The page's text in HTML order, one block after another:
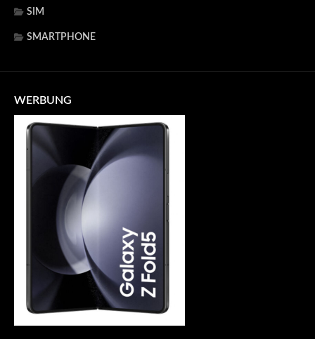
SIM
SMARTPHONE
WERBUNG